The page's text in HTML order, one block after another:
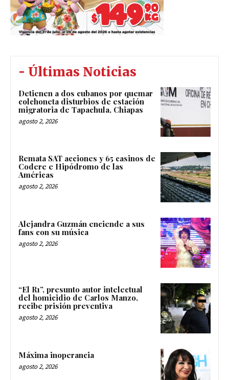
- Últimas Noticias
Detienen a dos cubanos por quemar
colchoneta disturbios de estación
migratoria de Tapachula, Chiapas
agosto 2, 2026
Remata SAT acciones y 65 casinos de
Codere e Hipódromo de las
Américas
agosto 2, 2026
Alejandra Guzmán enciende a sus
fans con su música
agosto 2, 2026
“El R1”, presunto autor intelectual
del homicidio de Carlos Manzo,
recibe prisión preventiva
agosto 2, 2026
Máxima inoperancia
agosto 2, 2026